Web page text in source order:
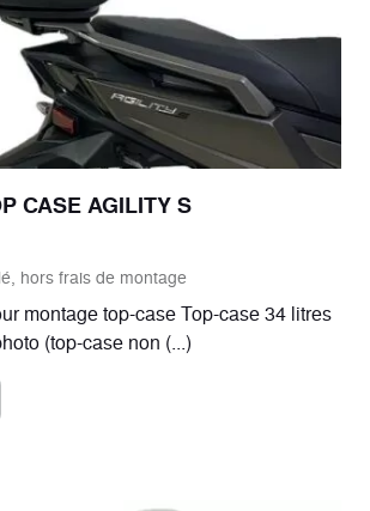
CASE AGILITY S
hors frais de montage
montage top-case Top-case 34 litres
(top-case non (...)